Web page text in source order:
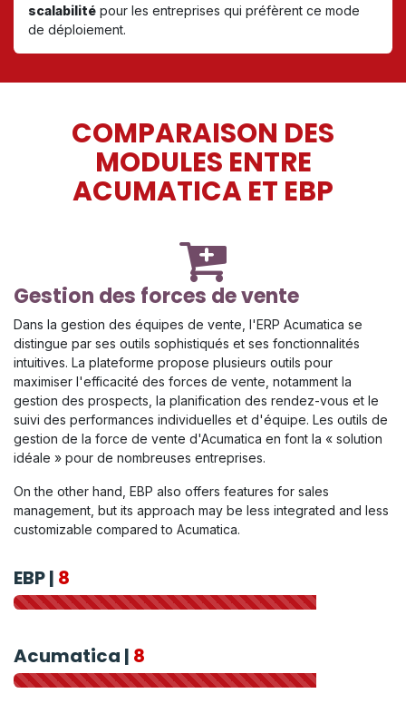
scalabilité pour les entreprises qui préfèrent ce mode
de déploiement.
COMPARAISON DES
MODULES ENTRE
ACUMATICA ET EBP
Gestion des forces de vente
Dans la gestion des équipes de vente, l'ERP Acumatica se
distingue par ses outils sophistiqués et ses fonctionnalités
intuitives. La plateforme propose plusieurs outils pour
maximiser l'efficacité des forces de vente, notamment la
gestion des prospects, la planification des rendez-vous et le
suivi des performances individuelles et d'équipe. Les outils de
gestion de la force de vente d'Acumatica en font la « solution
idéale » pour de nombreuses entreprises.
On the other hand, EBP also offers features for sales
management, but its approach may be less integrated and less
customizable compared to Acumatica.
EBP| 8
Acumatica | 8